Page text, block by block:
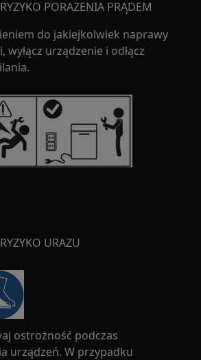
RYZYKO PORAZENIA PRĄDEM
do jakiejkolwiek naprawy
urządzenie i odłącz
RYZYKO URAZU
ostrożność podczas
urządzeń. W przypadku